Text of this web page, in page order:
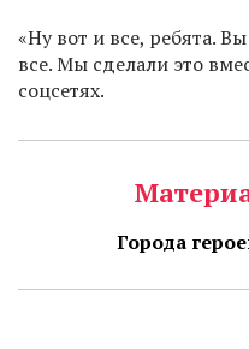
«Ну вот и все, ребята.
все. Мы сделали это
соцсетях.
Города